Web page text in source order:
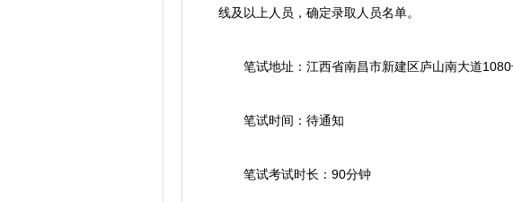
线及以上人员，确定录取人员名单。
笔试地址：江西省南昌市新建区庐山南大道1080
笔试时间：待通知
笔试考试时长：90分钟